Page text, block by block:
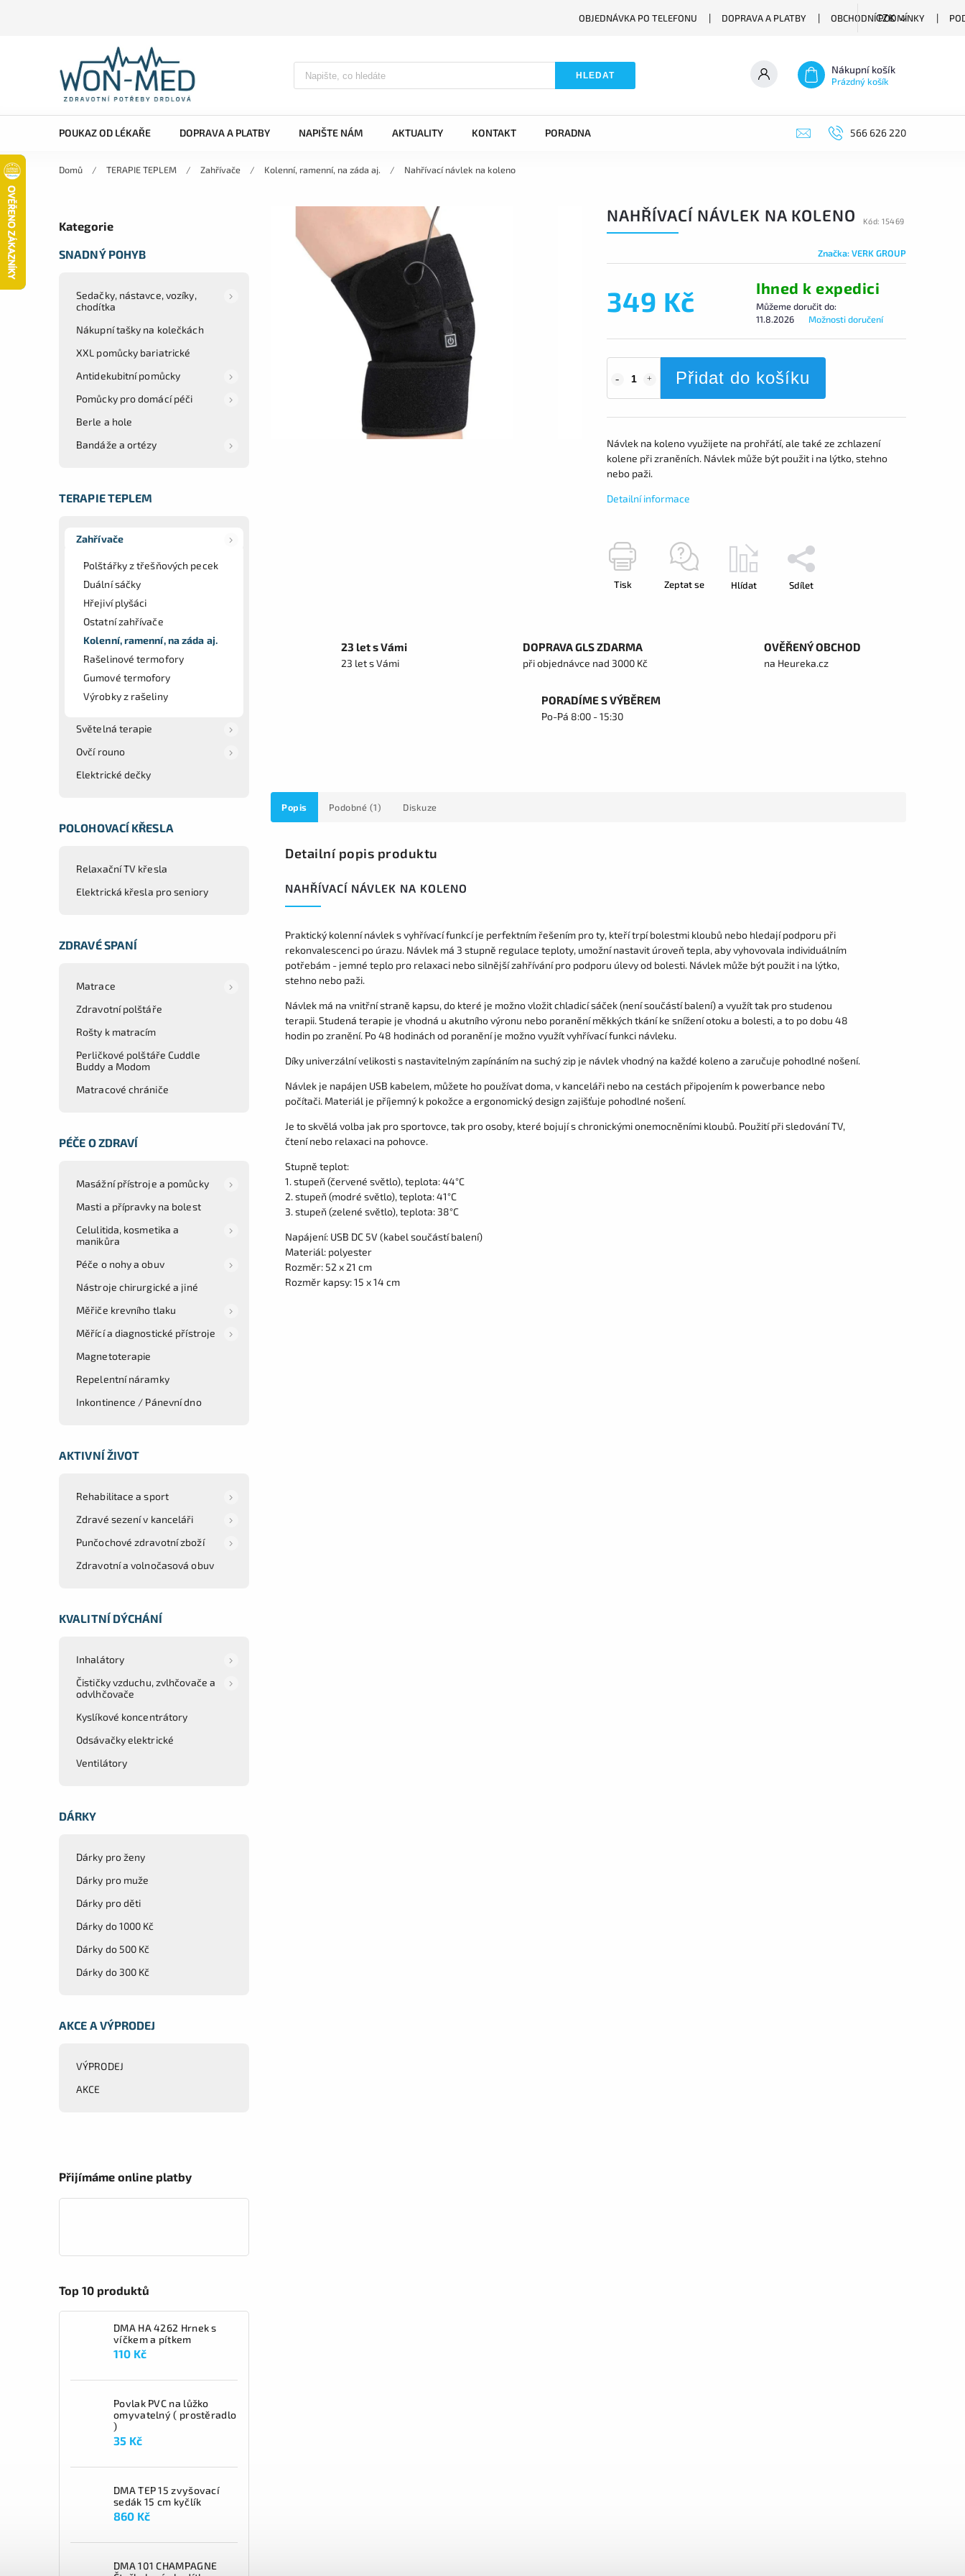
OBJEDNÁVKA PO TELEFONU DOPRAVA A PLATBY OBCHODNÍ PODMÍNKY
CZK
HLEDAT Nákupní košík
Prázdný košík
POUKAZ OD LÉKAŘE DOPRAVA A PLATBY NAPIŠTE NÁM AKTUALITY KONTAKT PORADNA 566 626 220
Domů / TERAPIE TEPLEM / Zahřívače / Kolenní, ramenní, na záda aj. / Nahřívací návlek na koleno
Kategorie
SNADNÝ POHYB
Sedačky, nástavce, vozíky,
chodítka
Nákupní tašky na kolečkách
XXL pomůcky bariatrické
Antidekubitní pomůcky
Pomůcky pro domácí péči
Berle a hole
Bandáže a ortézy
TERAPIE TEPLEM
Zahřívače
Polštářky z třešňových pecek
Duální sáčky
Hřejiví plyšáci
Ostatní zahřívače
Kolenní, ramenní, na záda aj.
Rašelinové termofory
Gumové termofory
Výrobky z rašeliny
Světelná terapie
Ovčí rouno
Elektrické dečky
POLOHOVACÍ KŘESLA
Relaxační TV křesla
Elektrická křesla pro seniory
ZDRAVÉ SPANÍ
Matrace
Zdravotní polštáře
Rošty k matracím
Perličkové polštáře Cuddle
Buddy a Modom
Matracové chrániče
PÉČE O ZDRAVÍ
Masážní přístroje a pomůcky
Masti a přípravky na bolest
Celulitida, kosmetika a
manikůra
Péče o nohy a obuv
Nástroje chirurgické a jiné
Měřiče krevního tlaku
Měřící a diagnostické přístroje
Magnetoterapie
Repelentní náramky
Inkontinence / Pánevní dno
AKTIVNÍ ŽIVOT
Rehabilitace a sport
Zdravé sezení v kanceláři
Punčochové zdravotní zboží
Zdravotní a volnočasová obuv
KVALITNÍ DÝCHÁNÍ
Inhalátory
Čističky vzduchu, zvlhčovače a
odvlhčovače
Kyslíkové koncentrátory
Odsávačky elektrické
Ventilátory
DÁRKY
Dárky pro ženy
Dárky pro muže
Dárky pro děti
Dárky do 1000 Kč
Dárky do 500 Kč
Dárky do 300 Kč
AKCE A VÝPRODEJ
VÝPRODEJ
AKCE
Přijímáme online platby
Top 10 produktů
DMA HA 4262 Hrnek s
víčkem a pítkem
110 Kč
Povlak PVC na lůžko
omyvatelný ( prostěradlo
)
35 Kč
DMA TEP 15 zvyšovací
sedák 15 cm kyčlík
860 Kč
DMA 101 CHAMPAGNE
NAHŘÍVACÍ NÁVLEK NA KOLENO Kód: 15469
Značka:VERK GROUP
349 Kč Ihned k expedici
Můžeme doručit do:
11.8.2026
Možnosti doručení
Přidat do košíku
Návlek na koleno využijete na prohřátí, ale také ze zchlazení
kolene při zraněních. Návlek může být použit i na lýtko, stehno
nebo paži.
Detailní informace
Tisk Zeptat se Hlídat Sdílet
23 let s Vámi
23 let s Vámi
DOPRAVA GLS ZDARMA
při objednávce nad 3000 Kč
OVĚŘENÝ OBCHOD
na Heureka.cz
PORADÍME S VÝBĚREM
Po-Pá 8:00 - 15:30
Popis Podobné (1) Diskuze
Detailní popis produktu
NAHŘÍVACÍ NÁVLEK NA KOLENO
Praktický kolenní návlek s vyhřívací funkcí je perfektním řešením pro ty, kteří trpí bolestmi kloubů nebo hledají podporu při
rekonvalescenci po úrazu. Návlek má 3 stupně regulace teploty, umožní nastavit úroveň tepla, aby vyhovovala individuálním
potřebám - jemné teplo pro relaxaci nebo silnější zahřívání pro podporu úlevy od bolesti. Návlek může být použit i na lýtko,
stehno nebo paži.
Návlek má na vnitřní straně kapsu, do které je možno vložit chladicí sáček (není součástí balení) a využít tak pro studenou
terapii. Studená terapie je vhodná u akutního výronu nebo poranění měkkých tkání ke snížení otoku a bolesti, a to po dobu 48
hodin po zranění. Po 48 hodinách od poranění je možno využít vyhřívací funkci návleku.
Díky univerzální velikosti s nastavitelným zapínáním na suchý zip je návlek vhodný na každé koleno a zaručuje pohodlné nošení.
Návlek je napájen USB kabelem, můžete ho používat doma, v kanceláři nebo na cestách připojením k powerbance nebo
počítači. Materiál je příjemný k pokožce a ergonomický design zajišťuje pohodlné nošení.
Je to skvělá volba jak pro sportovce, tak pro osoby, které bojují s chronickými onemocněními kloubů. Použití při sledování TV,
čtení nebo relaxaci na pohovce.
Stupně teplot:
1. stupeň (červené světlo), teplota: 44°C
2. stupeň (modré světlo), teplota: 41°C
3. stupeň (zelené světlo), teplota: 38°C
Napájení: USB DC 5V (kabel součástí balení)
Materiál: polyester
Rozměr: 52 x 21 cm
Rozměr kapsy: 15 x 14 cm